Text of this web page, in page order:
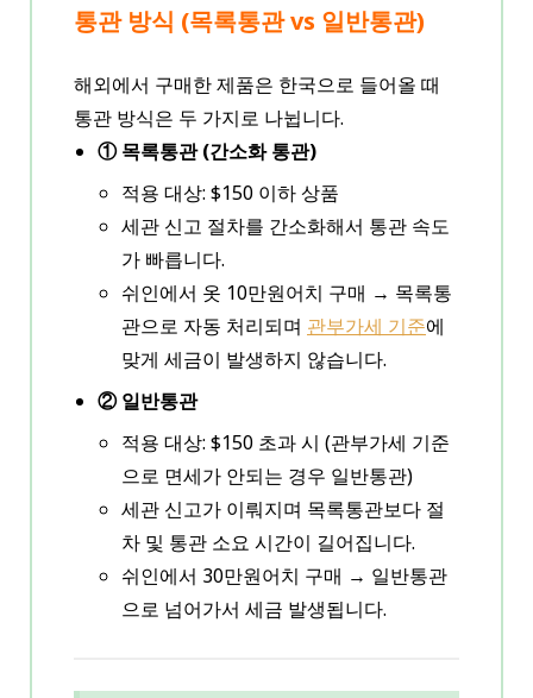
통관 방식 (목록통관 vs 일반통관)
해외에서 구매한 제품은 한국으로 들어올 때
통관 방식은 두 가지로 나뉩니다.
① 목록통관 (간소화 통관)
적용 대상: $150 이하 상품
세관 신고 절차를 간소화해서 통관 속도
가 빠릅니다.
쉬인에서 옷 10만원어치 구매 → 목록통
관으로 자동 처리되며 관부가세 기준에
맞게 세금이 발생하지 않습니다.
② 일반통관
적용 대상: $150 초과 시 (관부가세 기준
으로 면세가 안되는 경우 일반통관)
세관 신고가 이뤄지며 목록통관보다 절
차 및 통관 소요 시간이 길어집니다.
쉬인에서 30만원어치 구매 → 일반통관
으로 넘어가서 세금 발생됩니다.